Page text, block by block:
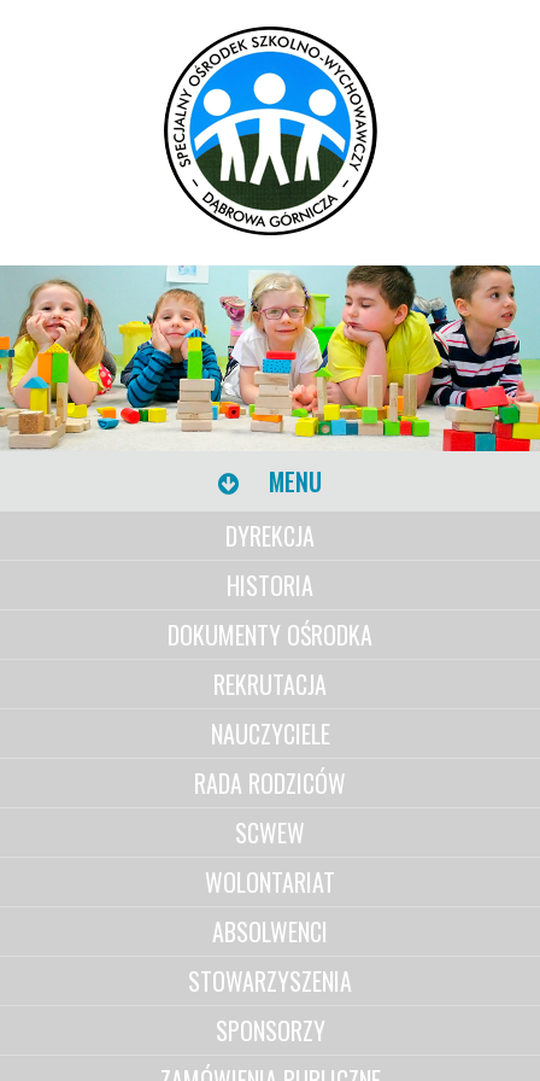
MENU
DYREKCJA
HISTORIA
DOKUMENTY OŚRODKA
REKRUTACJA
NAUCZYCIELE
RADA RODZICÓW
SCWEW
WOLONTARIAT
ABSOLWENCI
STOWARZYSZENIA
SPONSORZY